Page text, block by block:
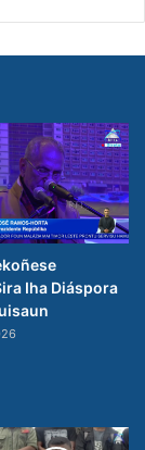
Iha Diáspora